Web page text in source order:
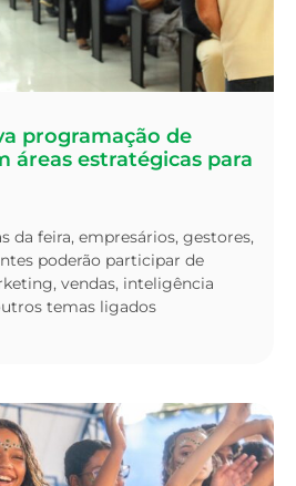
programação de
áreas estratégicas para
da feira, empresários, gestores,
poderão participar de
vendas, inteligência
temas ligados